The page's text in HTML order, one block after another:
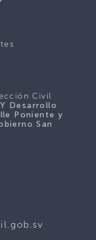
Civil
Desarrollo
Poniente y
San